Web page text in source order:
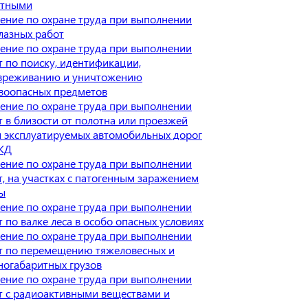
по охране труда при выполнении
работ
по охране труда при выполнении
по поиску, идентификации,
и уничтожению
предметов
по охране труда при выполнении
в близости от полотна или проезжей
эксплуатируемых автомобильных дорог
по охране труда при выполнении
на участках с патогенным заражением
по охране труда при выполнении
по валке леса в особо опасных условиях
по охране труда при выполнении
по перемещению тяжеловесных и
грузов
по охране труда при выполнении
с радиоактивными веществами и